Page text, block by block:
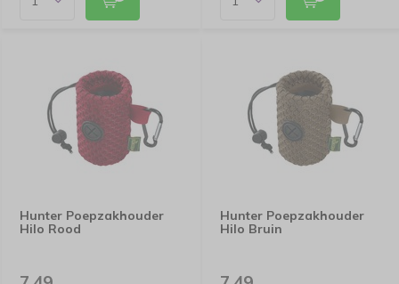
Hunter Poepzakhouder
Hilo Rood
Hunter Poepzakhouder
Hilo Bruin